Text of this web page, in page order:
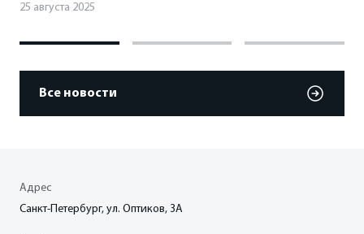
25 августа 2025
Все новости
Адрес
Санкт-Петербург, ул. Оптиков, 3A